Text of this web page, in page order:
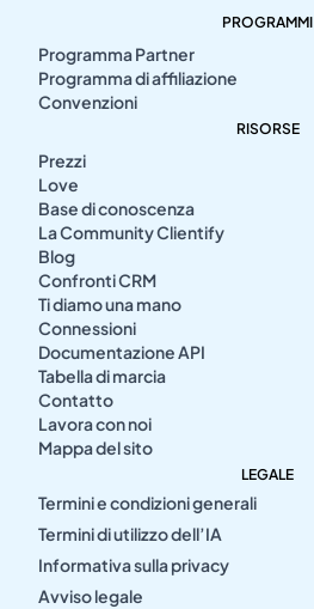
PROGRAMMI
Programma Partner
Programma di affiliazione
Convenzioni
RISORSE
Prezzi
Love
Base di conoscenza
La Community Clientify
Blog
Confronti CRM
Ti diamo una mano
Connessioni
Documentazione API
Tabella di marcia
Contatto
Lavora con noi
Mappa del sito
LEGALE
Termini e condizioni generali
Termini di utilizzo dell’IA
Informativa sulla privacy
Avviso legale